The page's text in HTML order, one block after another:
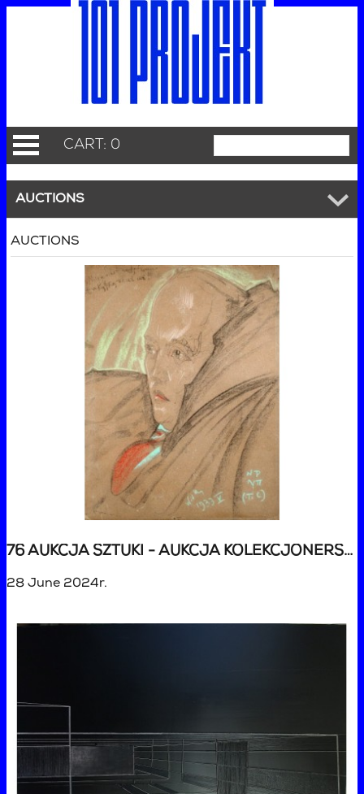
CART: 0
AUCTIONS
AUCTIONS
76 AUKCJA SZTUKI - AUKCJA KOLEKCJONERSKA
28 June 2024r.